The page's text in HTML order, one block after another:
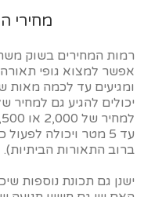
מחירי
רמות המחירים בשוק
ומגיעים עד לכמה מאות
ברוב התאורות הביתיות).
ישנן גם תכונת נוספות